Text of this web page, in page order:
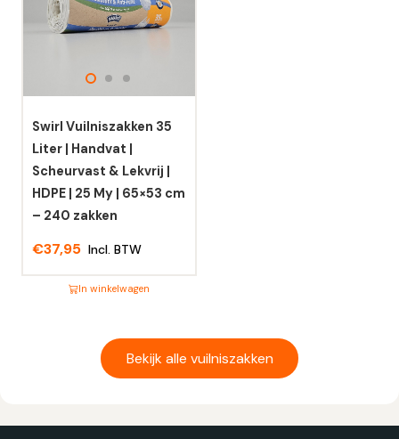
variaties.
worden
op
de
productpagina
Swirl Vuilniszakken 35
Liter | Handvat |
Scheurvast & Lekvrij |
HDPE | 25 My | 65×53 cm
– 240 zakken
€37,95 Incl. BTW
In winkelwagen
Deze
Bekijk alle vuilniszakken